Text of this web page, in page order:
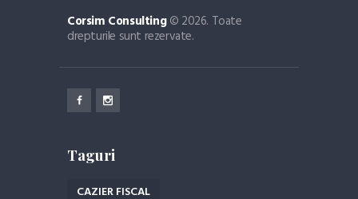
Corsim Consulting© 2026. Toate
drepturile sunt rezervate.
Taguri
CAZIER FISCAL